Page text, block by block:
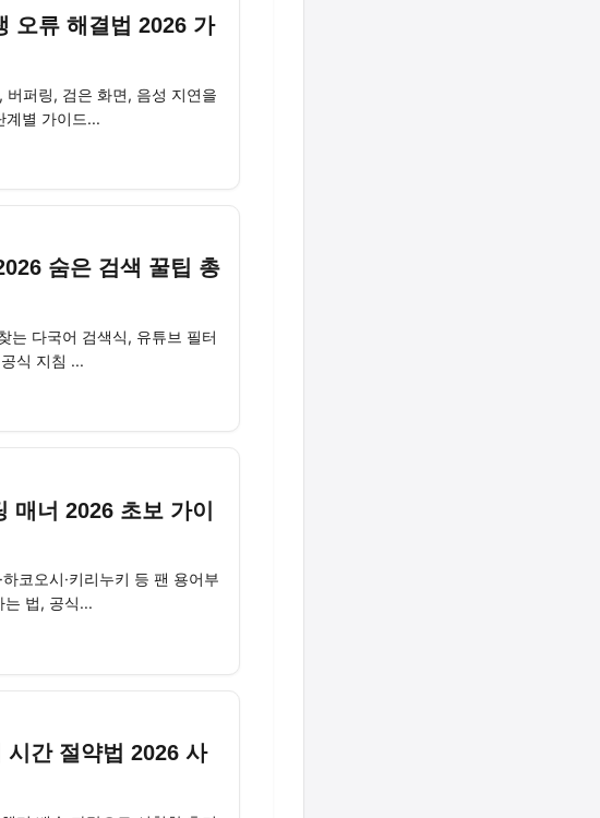
오류 해결법 2026 가
퍼링, 검은 화면, 음성 지연을
계별 가이드...
숨은 검색 꿀팁 총
는 다국어 검색식, 유튜브 필터
식 지침 ...
매너 2026 초보 가이
코오시·키리누키 등 팬 용어부
는 법, 공식...
시간 절약법 2026 사